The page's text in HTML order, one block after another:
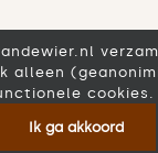
van de Wier | KVK
|PRIVACY &
alleen
cookies.
Ik ga akkoord